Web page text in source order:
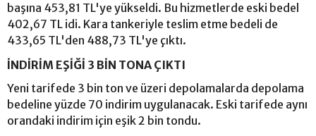
başına 453,81 TL'ye yükseldi. Bu hizmetlerde eski bedel
402,67 TL idi. Kara tankeriyle teslim etme bedeli de
433,65 TL'den 488,73 TL'ye çıktı.
İNDİRİM EŞİĞİ 3 BİN TONA ÇIKTI
Yeni tarifede 3 bin ton ve üzeri depolamalarda depolama
bedeline yüzde 70 indirim uygulanacak. Eski tarifede aynı
orandaki indirim için eşik 2 bin tondu.